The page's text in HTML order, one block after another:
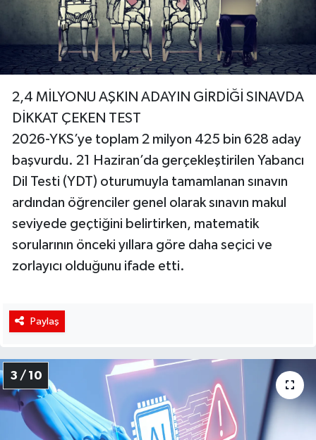
2,4 MİLYONU AŞKIN ADAYIN GİRDİĞİ SINAVDA
DİKKAT ÇEKEN TEST
2026-YKS’ye toplam 2 milyon 425 bin 628 aday
başvurdu. 21 Haziran’da gerçekleştirilen Yabancı
Dil Testi (YDT) oturumuyla tamamlanan sınavın
ardından öğrenciler genel olarak sınavın makul
seviyede geçtiğini belirtirken, matematik
sorularının önceki yıllara göre daha seçici ve
zorlayıcı olduğunu ifade etti.
Paylaş
3 / 10